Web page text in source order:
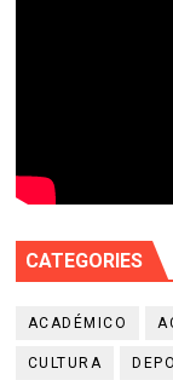
CATEGORIES
ACADÉMICO
CULTURA